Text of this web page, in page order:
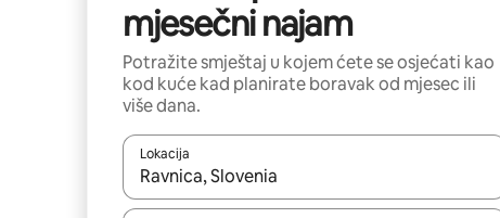
mjesečni najam
Potražite smještaj u kojem ćete se osjećati kao
kod kuće kad planirate boravak od mjesec ili
više dana.
Lokacija
Kada budu dostupni rezultati, moći ćete ih